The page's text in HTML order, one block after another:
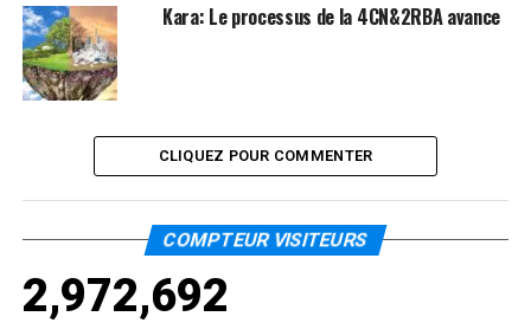
Kara: Le processus de la 4CN&2RBA avance
CLIQUEZ POUR COMMENTER
COMPTEUR VISITEURS
2,972,692